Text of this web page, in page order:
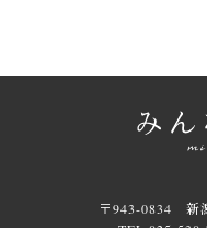
〒943-0834 新